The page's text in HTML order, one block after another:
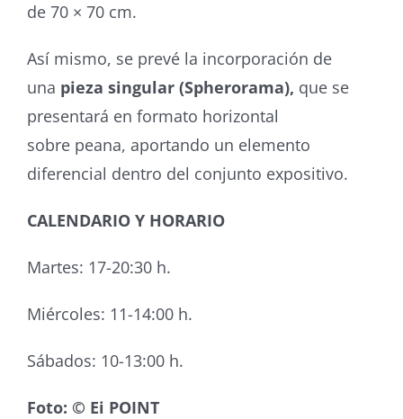
de 70 × 70 cm.
Así mismo, se prevé la incorporación de
una pieza singular (Spherorama), que se
presentará en formato horizontal
sobre peana, aportando un elemento
diferencial dentro del conjunto expositivo.
CALENDARIO Y HORARIO
Martes: 17-20:30 h.
Miércoles: 11-14:00 h.
Sábados: 10-13:00 h.
Foto: © Ei POINT